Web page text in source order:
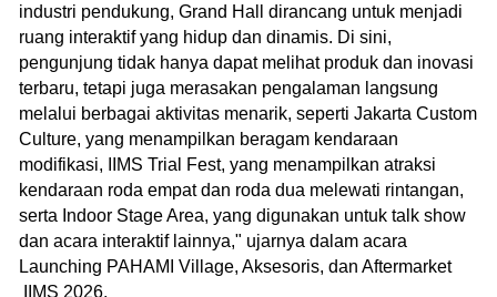
industri pendukung, Grand Hall dirancang untuk menjadi
ruang interaktif yang hidup dan dinamis. Di sini,
pengunjung tidak hanya dapat melihat produk dan inovasi
terbaru, tetapi juga merasakan pengalaman langsung
melalui berbagai aktivitas menarik, seperti Jakarta Custom
Culture, yang menampilkan beragam kendaraan
modifikasi, IIMS Trial Fest, yang menampilkan atraksi
kendaraan roda empat dan roda dua melewati rintangan,
serta Indoor Stage Area, yang digunakan untuk talk show
dan acara interaktif lainnya," ujarnya dalam acara
Launching PAHAMI Village, Aksesoris, dan Aftermarket
IIMS 2026.